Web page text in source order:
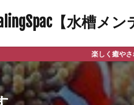
【水槽メン
楽しく癒やされる自然と笑顔にな